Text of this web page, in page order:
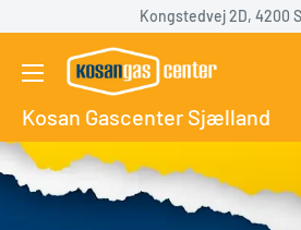
indhold
Kongstedvej 2D, 4200
Kosan
Gascenter
Sjælland
Kosan Gascenter Sjælland